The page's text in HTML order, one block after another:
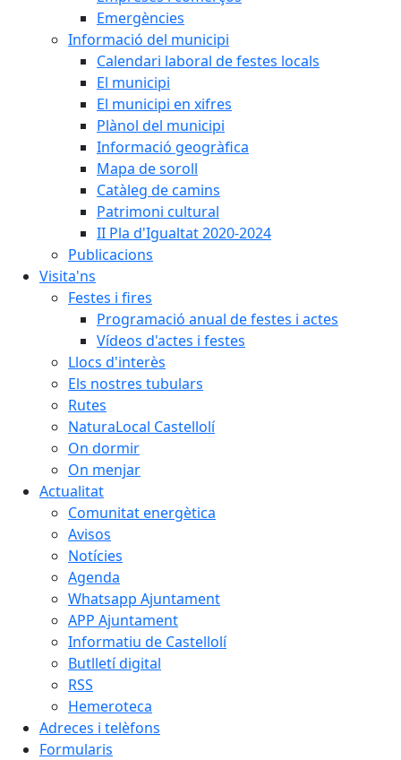
Emergències
Informació del municipi
Calendari laboral de festes locals
El municipi
El municipi en xifres
Plànol del municipi
Informació geogràfica
Mapa de soroll
Catàleg de camins
Patrimoni cultural
II Pla d'Igualtat 2020-2024
Publicacions
Visita'ns
Festes i fires
Programació anual de festes i actes
Vídeos d'actes i festes
Llocs d'interès
Els nostres tubulars
Rutes
NaturaLocal Castellolí
On dormir
On menjar
Actualitat
Comunitat energètica
Avisos
Notícies
Agenda
Whatsapp Ajuntament
APP Ajuntament
Informatiu de Castellolí
Butlletí digital
RSS
Hemeroteca
Adreces i telèfons
Formularis